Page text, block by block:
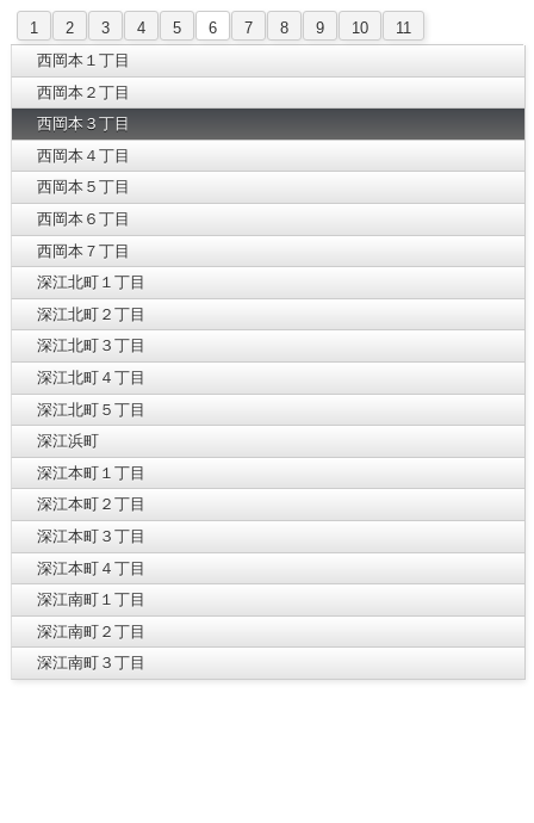
1 2 3 4 5 6 7 8 9 10
11
西岡本１丁目
西岡本２丁目
西岡本３丁目
西岡本４丁目
西岡本５丁目
西岡本６丁目
西岡本７丁目
深江北町１丁目
深江北町２丁目
深江北町３丁目
深江北町４丁目
深江北町５丁目
深江浜町
深江本町１丁目
深江本町２丁目
深江本町３丁目
深江本町４丁目
深江南町１丁目
深江南町２丁目
深江南町３丁目